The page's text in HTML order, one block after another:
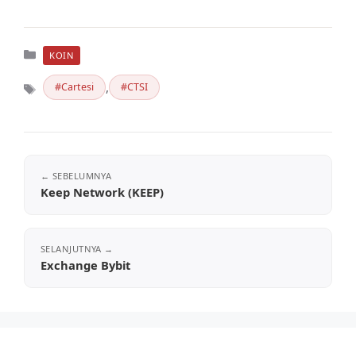
Kategori
KOIN
Tag Cartesi , CTSI
Keep Network (KEEP)
Exchange Bybit